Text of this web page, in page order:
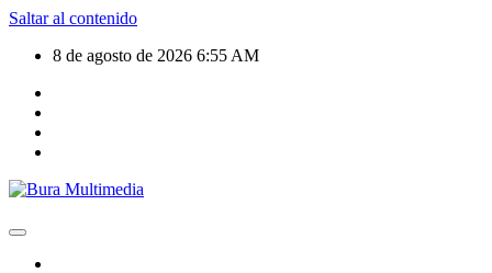
Saltar al contenido
8 de agosto de 2026 6:55 AM